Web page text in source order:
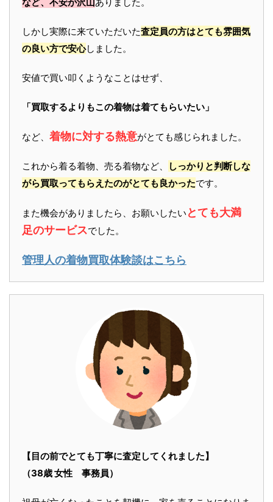
しかし実際に来ていただいた査定員の方はとても雰囲気
の良い方で安心しました。
安値で買い叩くようなことはせず、
「買取するよりもこの着物は着てもらいたい」
など、 着物に対する熱意がとても感じられました。
これから着る着物、売る着物など、
しっかりと判断しな
がら買取ってもらえたのがとても良かったです。
また機会がありましたら、お願いしたい とても大満
足のサービスでした。
管理人の着物買取体験談はこちら
【目の前でとても丁寧に査定してくれました】
（38歳 女性 事務員）